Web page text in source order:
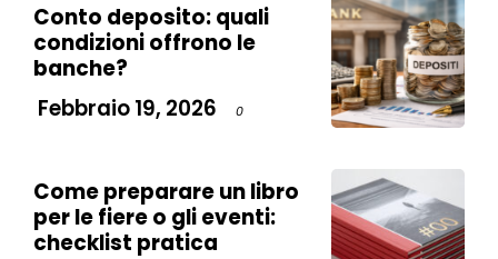
Conto deposito: quali
condizioni offrono le
banche?
Febbraio 19, 2026
0
Come preparare un libro
per le fiere o gli eventi:
checklist pratica